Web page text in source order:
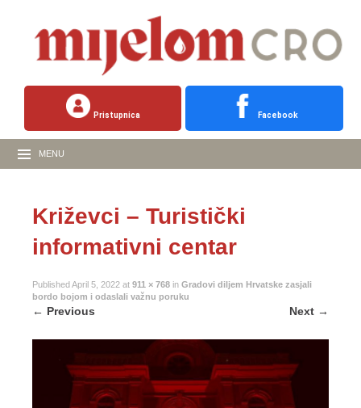
Pristupnica Facebook
MENU
Križevci – Turistički
informativni centar
PublishedApril 5, 2022 at 911 × 768 in Gradovi diljem Hrvatske zasjali
bordo bojom i odaslali važnu poruku
← Previous Next →